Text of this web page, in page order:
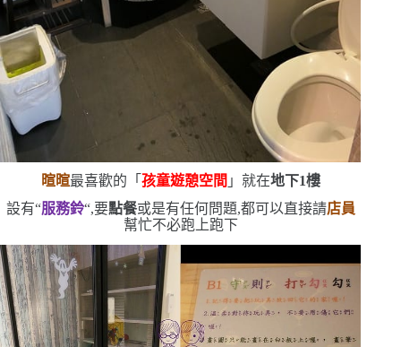
暄暄最喜歡的「 孩童遊憩空間 」就在地下1樓
設有“服務鈴“,要點餐或是有任何問題,都可以直接請店員
幫忙不必跑上跑下